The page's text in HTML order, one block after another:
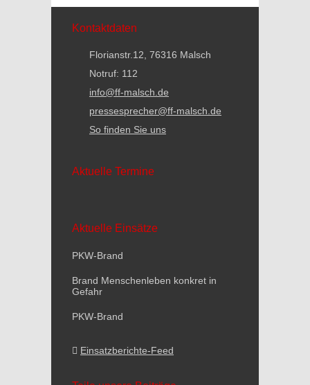
Kontaktdaten
Florianstr.12, 76316 Malsch
Notruf: 112
info@ff-malsch.de
pressesprecher@ff-malsch.de
So finden Sie uns
Aktuelle Termine
Aktuelle Einsätze
PKW-Brand
Brand Menschenleben konkret in
Gefahr
PKW-Brand
Einsatzberichte-Feed